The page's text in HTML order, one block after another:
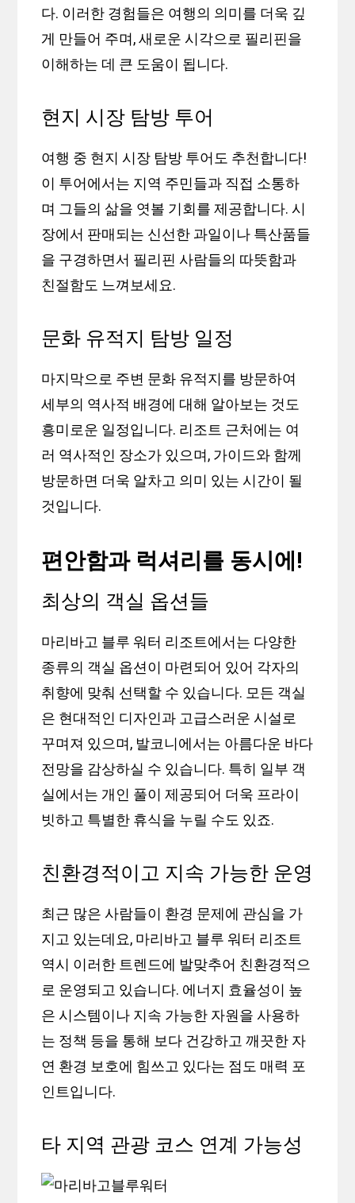
다. 이러한 경험들은 여행의 의미를 더욱 깊
게 만들어 주며, 새로운 시각으로 필리핀을
이해하는 데 큰 도움이 됩니다.
현지 시장 탐방 투어
여행 중 현지 시장 탐방 투어도 추천합니다!
이 투어에서는 지역 주민들과 직접 소통하
며 그들의 삶을 엿볼 기회를 제공합니다. 시
장에서 판매되는 신선한 과일이나 특산품들
을 구경하면서 필리핀 사람들의 따뜻함과
친절함도 느껴보세요.
문화 유적지 탐방 일정
마지막으로 주변 문화 유적지를 방문하여
세부의 역사적 배경에 대해 알아보는 것도
흥미로운 일정입니다. 리조트 근처에는 여
러 역사적인 장소가 있으며, 가이드와 함께
방문하면 더욱 알차고 의미 있는 시간이 될
것입니다.
편안함과 럭셔리를 동시에!
최상의 객실 옵션들
마리바고 블루 워터 리조트에서는 다양한
종류의 객실 옵션이 마련되어 있어 각자의
취향에 맞춰 선택할 수 있습니다. 모든 객실
은 현대적인 디자인과 고급스러운 시설로
꾸며져 있으며, 발코니에서는 아름다운 바다
전망을 감상하실 수 있습니다. 특히 일부 객
실에서는 개인 풀이 제공되어 더욱 프라이
빗하고 특별한 휴식을 누릴 수도 있죠.
친환경적이고 지속 가능한 운영
최근 많은 사람들이 환경 문제에 관심을 가
지고 있는데요, 마리바고 블루 워터 리조트
역시 이러한 트렌드에 발맞추어 친환경적으
로 운영되고 있습니다. 에너지 효율성이 높
은 시스템이나 지속 가능한 자원을 사용하
는 정책 등을 통해 보다 건강하고 깨끗한 자
연 환경 보호에 힘쓰고 있다는 점도 매력 포
인트입니다.
타 지역 관광 코스 연계 가능성